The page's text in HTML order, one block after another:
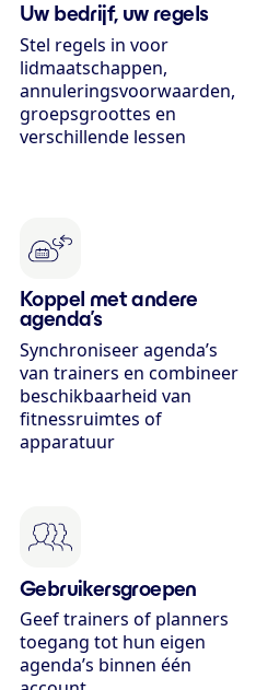
Uw bedrijf, uw regels
Stel regels in voor
lidmaatschappen,
annuleringsvoorwaarden,
groepsgroottes en
verschillende lessen
Koppel met andere
agenda’s
Synchroniseer agenda’s
van trainers en combineer
beschikbaarheid van
fitnessruimtes of
apparatuur
Gebruikers­groepen
Geef trainers of planners
toegang tot hun eigen
agenda’s binnen één